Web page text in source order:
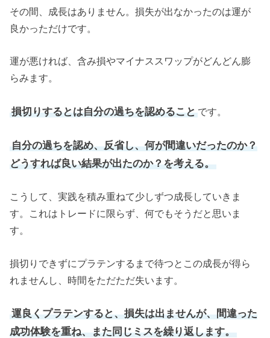
その間、成長はありません。損失が出なかったのは運が
良かっただけです。
運が悪ければ、含み損やマイナススワップがどんどん膨
らみます。
損切りするとは自分の過ちを認めることです。
自分の過ちを認め、反省し、何が間違いだったのか？
どうすれば良い結果が出たのか？を考える。
こうして、実践を積み重ねて少しずつ成長していきま
す。これはトレードに限らず、何でもそうだと思いま
す。
損切りできずにプラテンするまで待つとこの成長が得ら
れませんし、時間をただただ失います。
運良くプラテンすると、損失は出ませんが、間違った
成功体験を重ね、また同じミスを繰り返します。